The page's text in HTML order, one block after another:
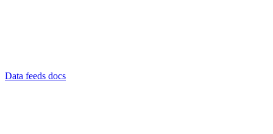
Data feeds docs